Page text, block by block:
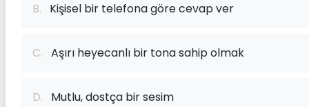
B. Kişisel bir telefona göre cevap ver
C. Aşırı heyecanlı bir tona sahip olmak
D. Mutlu, dostça bir sesim